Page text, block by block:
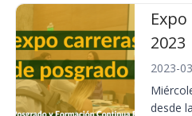
2023
2023-
desde